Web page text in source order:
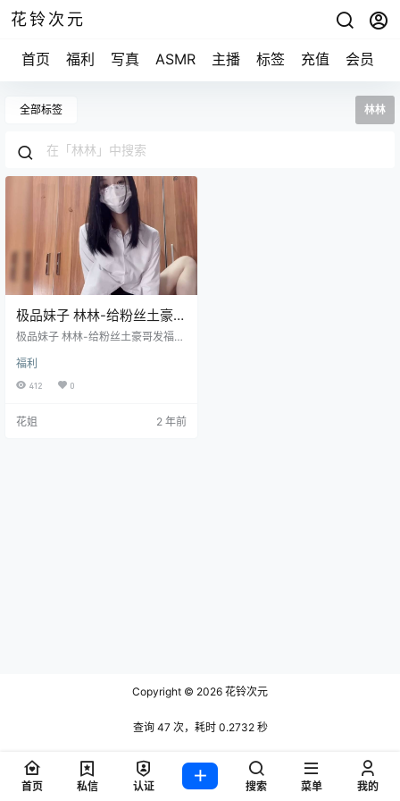
花铃次元
首页 福利 写真 ASMR 主播 标签 充值 会员
全部标签 林林
极品妹子 林林-给粉丝土豪哥
发福利 [1V/240M]
极品妹子 林林-给粉丝土豪哥发福利
福利
412 0
花姐 2 年前
Copyright © 2026 花铃次元
查询 47 次，耗时 0.2732 秒
首页 私信 认证 搜索 菜单 我的